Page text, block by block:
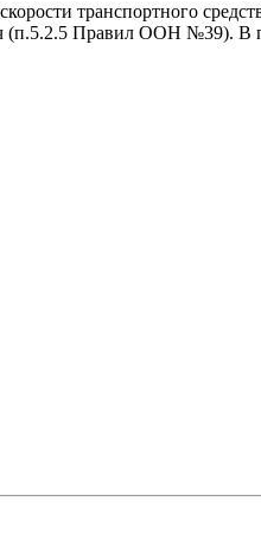
транспортного
Правил ООН №39). В